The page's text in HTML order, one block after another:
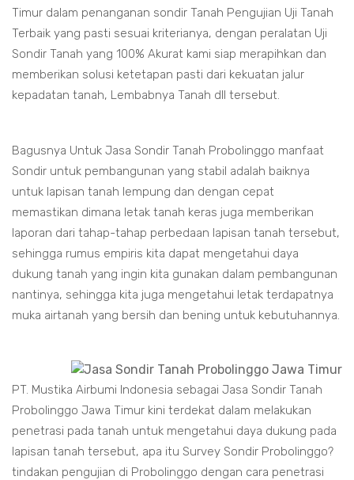
Timur dalam penanganan sondir Tanah Pengujian Uji Tanah
Terbaik yang pasti sesuai kriterianya, dengan peralatan Uji
Sondir Tanah yang 100% Akurat kami siap merapihkan dan
memberikan solusi ketetapan pasti dari kekuatan jalur
kepadatan tanah, Lembabnya Tanah dll tersebut.
Bagusnya Untuk Jasa Sondir Tanah Probolinggo manfaat
Sondir untuk pembangunan yang stabil adalah baiknya
untuk lapisan tanah lempung dan dengan cepat
memastikan dimana letak tanah keras juga memberikan
laporan dari tahap-tahap perbedaan lapisan tanah tersebut,
sehingga rumus empiris kita dapat mengetahui daya
dukung tanah yang ingin kita gunakan dalam pembangunan
nantinya, sehingga kita juga mengetahui letak terdapatnya
muka airtanah yang bersih dan bening untuk kebutuhannya.
PT. Mustika Airbumi Indonesia sebagai Jasa Sondir Tanah
Probolinggo Jawa Timur kini terdekat dalam melakukan
penetrasi pada tanah untuk mengetahui daya dukung pada
lapisan tanah tersebut, apa itu Survey Sondir Probolinggo?
tindakan pengujian di Probolinggo dengan cara penetrasi